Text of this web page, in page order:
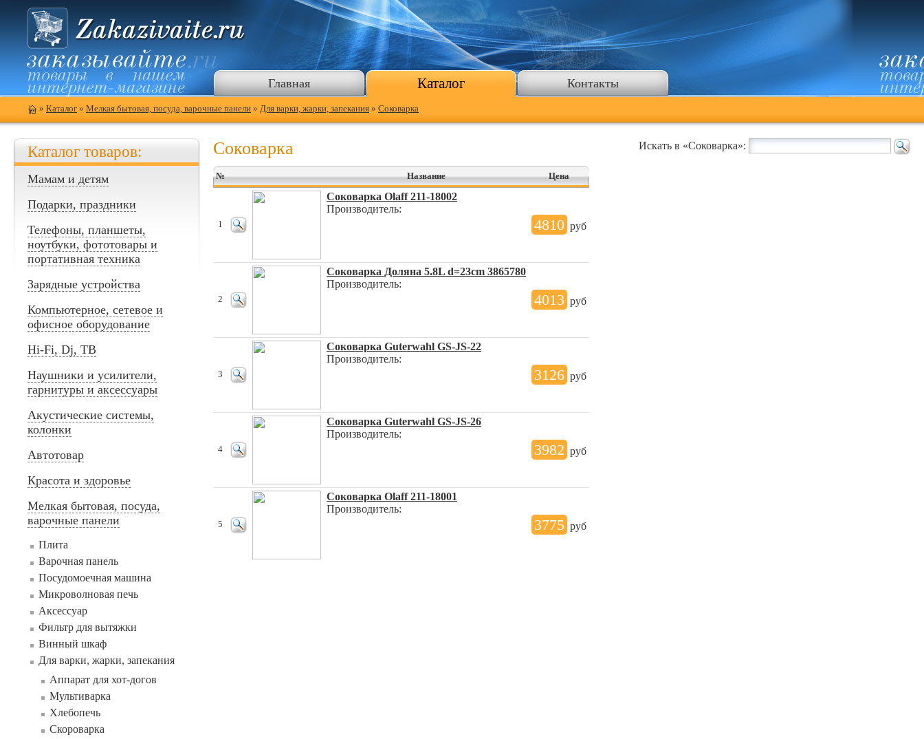
Главная Каталог Контакты
» Каталог » Мелкая бытовая, посуда, варочные панели » Для варки, жарки, запекания » Соковарка
Каталог товаров:
Мамам и детям
Подарки, праздники
Телефоны, планшеты,
ноутбуки, фототовары и
портативная техника
Зарядные устройства
Компьютерное, сетевое и
офисное оборудование
Hi-Fi, Dj, ТВ
Наушники и усилители,
гарнитуры и аксессуары
Акустические системы,
колонки
Автотовар
Красота и здоровье
Мелкая бытовая, посуда,
варочные панели
Плита
Варочная панель
Посудомоечная машина
Микроволновая печь
Аксессуар
Фильтр для вытяжки
Винный шкаф
Для варки, жарки, запекания
Аппарат для хот-догов
Мультиварка
Хлебопечь
Скороварка
Искать в «Соковарка»:
Соковарка
№ Название Цена
1
Соковарка Olaff 211-18002
Производитель:
4810 руб
2
Соковарка Доляна 5.8L d=23cm 3865780
Производитель:
4013 руб
3
Соковарка Guterwahl GS-JS-22
Производитель:
3126 руб
4
Соковарка Guterwahl GS-JS-26
Производитель:
3982 руб
5
Соковарка Olaff 211-18001
Производитель:
3775 руб